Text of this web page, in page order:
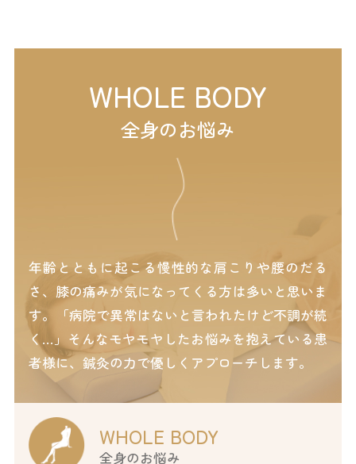
WHOLE BODY
全身のお悩み
WHOLE BODY
全身のお悩み
年齢とともに起こる慢性的な肩こりや腰のだる
さ、膝の痛みが気になってくる方は多いと思いま
す。「病院で異常はないと言われたけど不調が続
く…」そんなモヤモヤしたお悩みを抱えている患
者様に、鍼灸の力で優しくアプローチします。